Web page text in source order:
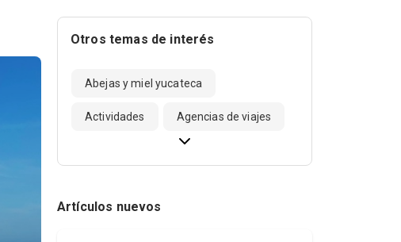
Otros temas de interés
Abejas y miel yucateca
Actividades Agencias de viajes
Artículos nuevos